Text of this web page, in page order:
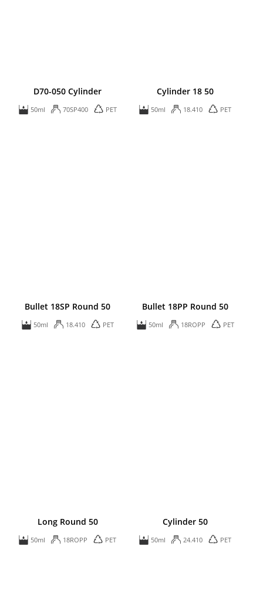
D70-050 Cylinder
50ml 70SP400 PET
Cylinder 18 50
50ml 18.410 PET
Bullet 18SP Round 50
50ml 18.410 PET
Bullet 18PP Round 50
50ml 18ROPP PET
Long Round 50
50ml 18ROPP PET
Cylinder 50
50ml 24.410 PET